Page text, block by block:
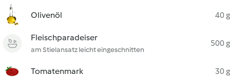
Olivenöl 40 g
Fleischparadeiser
am Stielansatz leicht eingeschnitten
500 g
Tomatenmark 30 g